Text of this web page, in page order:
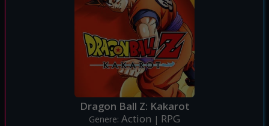
Dragon Ball Z: Kakarot
Genere: Action | RPG